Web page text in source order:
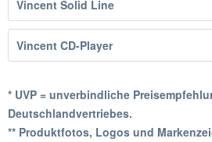
Vincent Solid Line
Vincent CD-Player
* UVP = unverbindliche
Deutschlandvertriebes.
** Produktfotos, Logos und